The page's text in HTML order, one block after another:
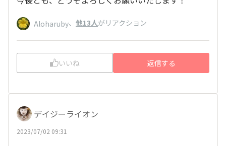
Aloharuby、 他13人がリアクション
いいね 返信する
デイジーライオン
2023/07/02 09:31